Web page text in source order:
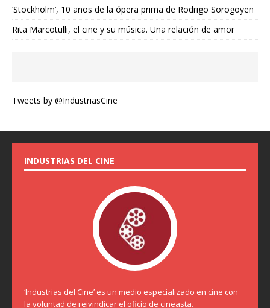
‘Stockholm’, 10 años de la ópera prima de Rodrigo Sorogoyen
Rita Marcotulli, el cine y su música. Una relación de amor
Tweets by @IndustriasCine
INDUSTRIAS DEL CINE
‘Industrias del Cine’ es un medio especializado en cine con
la voluntad de reivindicar el oficio de cineasta.